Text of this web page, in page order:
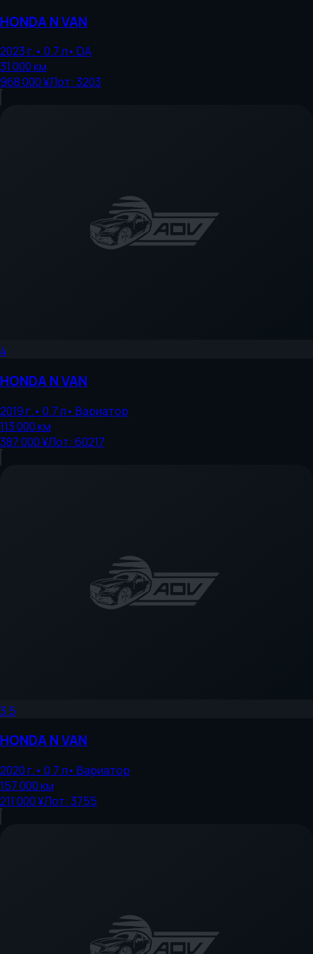
HONDAN VAN
2023г.• 0.7л• DA
31 000км
968 000 ¥Лот: 3203
4
HONDAN VAN
2019г.• 0.7л• Вариатор
113 000км
387 000 ¥Лот: 60217
3.5
HONDAN VAN
2020г.• 0.7л• Вариатор
157 000км
211 000 ¥Лот: 3755